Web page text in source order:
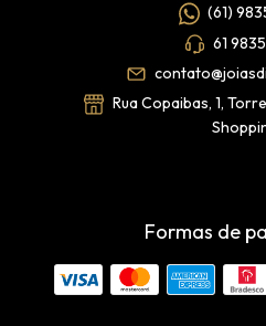
(61)
61
Rua Copaibas, 1,
Formas de